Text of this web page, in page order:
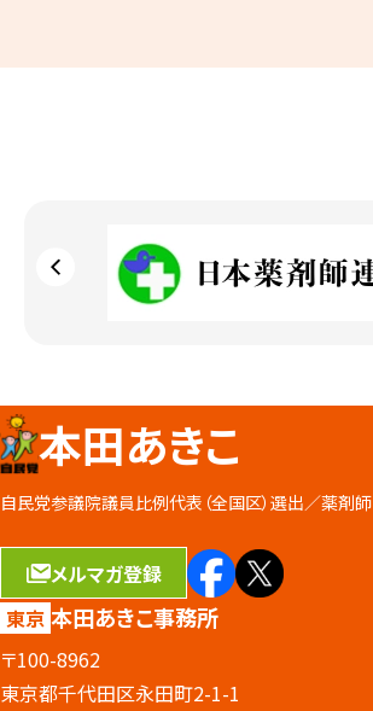
本田あきこ
自民党参議院議員比例代表（全国区）選出／薬剤師
メルマガ登録
東京 本田あきこ事務所
〒100-8962
東京都千代田区永田町2-1-1